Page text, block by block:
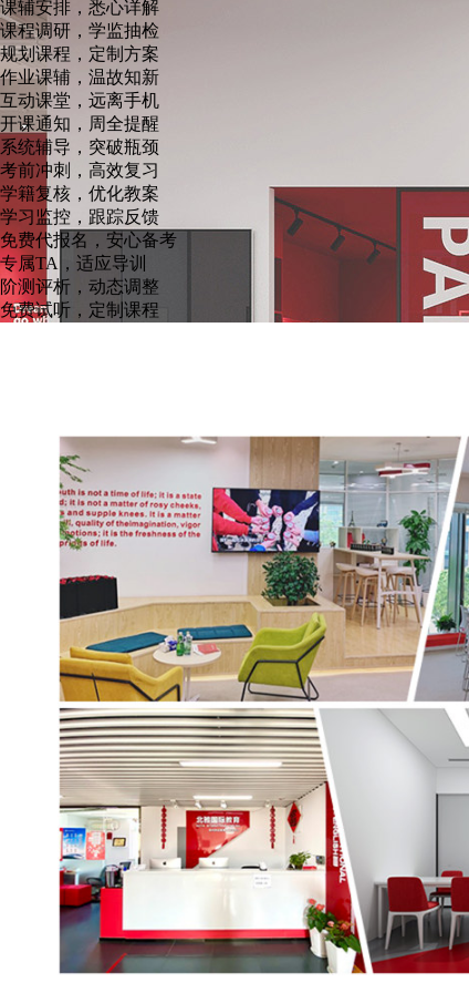
课辅安排，悉心详解
课程调研，学监抽检
规划课程，定制方案
作业课辅，温故知新
互动课堂，远离手机
开课通知，周全提醒
系统辅导，突破瓶颈
考前冲刺，高效复习
学籍复核，优化教案
学习监控，跟踪反馈
免费代报名，安心备考
专属TA，适应导训
阶测评析，动态调整
免费试听，定制课程